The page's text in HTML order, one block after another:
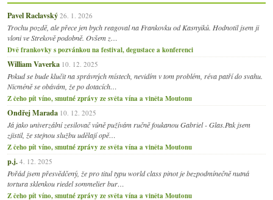
Pavel Raclavský 26. 1. 2026
Trochu pozdě, ale přece jen bych reagoval na Frankovku od Kasnyiků. Hodnotil jsem ji
vloni ve Strekově podobně. Ovšem z…
Dvě frankovky s pozvánkou na festival, degustace a konferenci
William Vaverka 10. 12. 2025
Pokud se bude klučit na správných místech, nevidím v tom problém, réva patří do svahu.
Nicméně se obávám, že po dotacích…
Z čeho pít víno, smutné zprávy ze světa vína a viněta Moutonu
Ondřej Marada 10. 12. 2025
Já jako univerzální zesilovač vůně pužívám ručně foukanou Gabriel - Glas.Pak jsem
zjistil, že stejnou službu udělají opě…
Z čeho pít víno, smutné zprávy ze světa vína a viněta Moutonu
p.j. 4. 12. 2025
Pořád jsem přesvědčený, že pro titul typu world class pinot je bezpodmínečně nutná
tortura sklenkou riedel sommelier bur…
Z čeho pít víno, smutné zprávy ze světa vína a viněta Moutonu